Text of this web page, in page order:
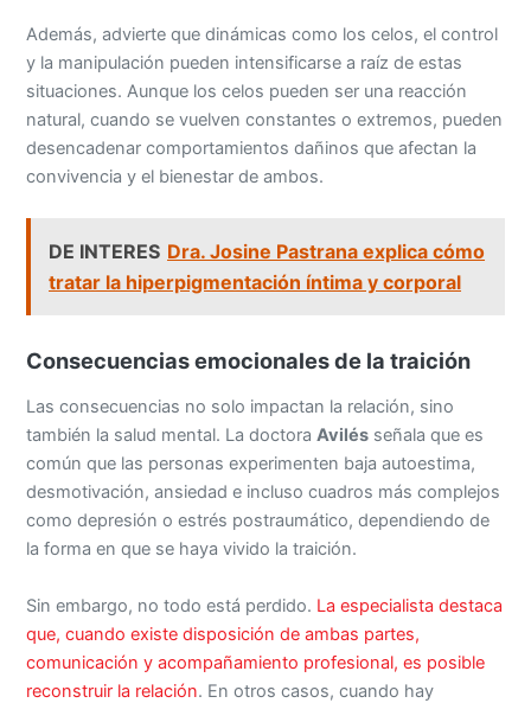
Además, advierte que dinámicas como los celos, el control
y la manipulación pueden intensificarse a raíz de estas
situaciones. Aunque los celos pueden ser una reacción
natural, cuando se vuelven constantes o extremos, pueden
desencadenar comportamientos dañinos que afectan la
convivencia y el bienestar de ambos.
DE INTERES Dra. Josine Pastrana explica cómo
tratar la hiperpigmentación íntima y corporal
Consecuencias emocionales de la traición
Las consecuencias no solo impactan la relación, sino
también la salud mental. La doctoraAvilés señala que es
común que las personas experimenten baja autoestima,
desmotivación, ansiedad e incluso cuadros más complejos
como depresión o estrés postraumático, dependiendo de
la forma en que se haya vivido la traición.
Sin embargo, no todo está perdido. La especialista destaca
que, cuando existe disposición de ambas partes,
comunicación y acompañamiento profesional, es posible
reconstruir la relación. En otros casos, cuando hay